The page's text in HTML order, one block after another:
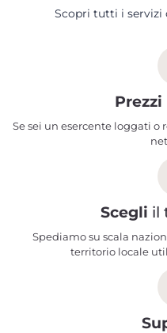
Scopri tutti i servizi
Prezzi
Se sei un esercente loggati o
Scegli il
Spediamo su scala
territorio locale